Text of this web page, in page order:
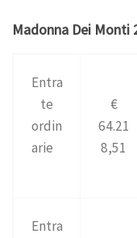
Madonna Dei Monti
Entra
te
ordin
arie
€
64.21
8,51
Entra